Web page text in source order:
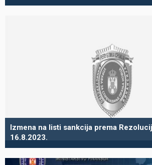
Izmena na listi sankcija prema
16.8.2023.